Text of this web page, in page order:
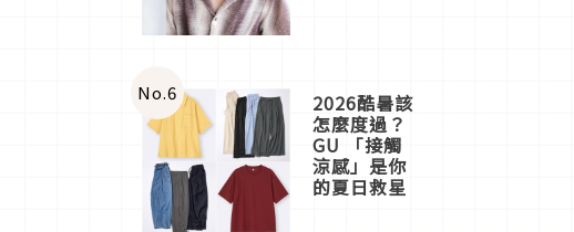
No.6 2026酷暑該
怎麼度過？
GU 「接觸
涼感」是你
的夏日救星